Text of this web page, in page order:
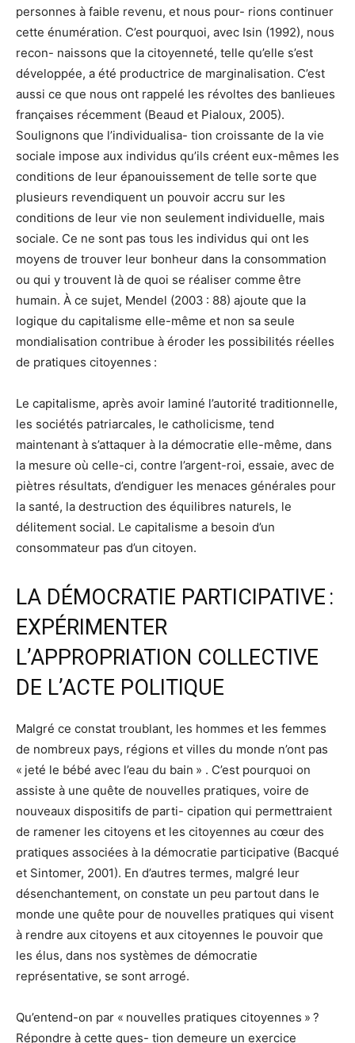
personnes à faible revenu, et nous pour- rions continuer
cette énumération. C’est pourquoi, avec Isin (1992), nous
recon- naissons que la citoyenneté, telle qu’elle s’est
développée, a été productrice de marginalisation. C’est
aussi ce que nous ont rappelé les révoltes des banlieues
françaises récemment (Beaud et Pialoux, 2005).
Soulignons que l’individualisa- tion croissante de la vie
sociale impose aux individus qu’ils créent eux-mêmes les
conditions de leur épanouissement de telle sorte que
plusieurs revendiquent un pouvoir accru sur les
conditions de leur vie non seulement individuelle, mais
sociale. Ce ne sont pas tous les individus qui ont les
moyens de trouver leur bonheur dans la consommation
ou qui y trouvent là de quoi se réaliser comme être
humain. À ce sujet, Mendel (2003 : 88) ajoute que la
logique du capitalisme elle-même et non sa seule
mondialisation contribue à éroder les possibilités réelles
de pratiques citoyennes :
Le capitalisme, après avoir laminé l’autorité traditionnelle,
les sociétés patriarcales, le catholicisme, tend
maintenant à s’attaquer à la démocratie elle-même, dans
la mesure où celle-ci, contre l’argent-roi, essaie, avec de
piètres résultats, d’endiguer les menaces générales pour
la santé, la destruction des équilibres naturels, le
délitement social. Le capitalisme a besoin d’un
consommateur pas d’un citoyen.
LA DÉMOCRATIE PARTICIPATIVE :
EXPÉRIMENTER
L’APPROPRIATION COLLECTIVE
DE L’ACTE POLITIQUE
Malgré ce constat troublant, les hommes et les femmes
de nombreux pays, régions et villes du monde n’ont pas
« jeté le bébé avec l’eau du bain » . C’est pourquoi on
assiste à une quête de nouvelles pratiques, voire de
nouveaux dispositifs de parti- cipation qui permettraient
de ramener les citoyens et les citoyennes au cœur des
pratiques associées à la démocratie participative (Bacqué
et Sintomer, 2001). En d’autres termes, malgré leur
désenchantement, on constate un peu partout dans le
monde une quête pour de nouvelles pratiques qui visent
à rendre aux citoyens et aux citoyennes le pouvoir que
les élus, dans nos systèmes de démocratie
représentative, se sont arrogé.
Qu’entend-on par « nouvelles pratiques citoyennes » ?
Répondre à cette ques- tion demeure un exercice